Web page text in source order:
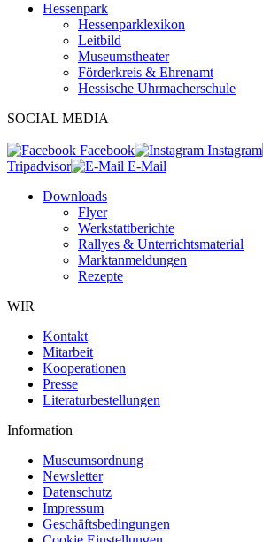
Hessenpark
Hessenparklexikon
Leitbild
Museumstheater
Förderkreis & Ehrenamt
Hessische Uhrmacherschule
SOCIAL MEDIA
Facebook
Instagram
Tripadvisor
E-Mail
Downloads
Flyer
Werkstattberichte
Rallyes & Unterrichtsmaterial
Marktanmeldungen
Rezepte
WIR
Kontakt
Mitarbeit
Kooperationen
Presse
Literaturbestellungen
Information
Museumsordnung
Newsletter
Datenschutz
Impressum
Geschäftsbedingungen